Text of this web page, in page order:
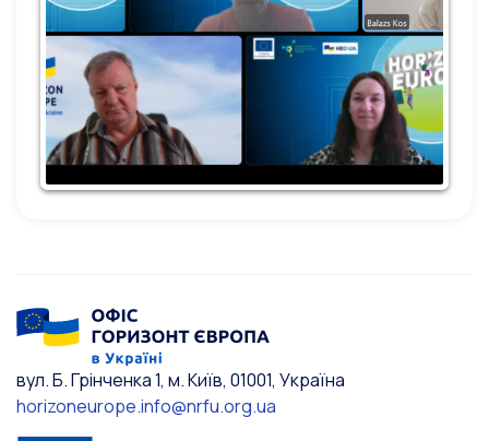
вул. Б. Грінченка 1, м. Київ, 01001, Україна
horizoneurope.info@nrfu.org.ua